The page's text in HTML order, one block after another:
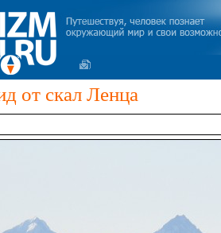
от скал Ленца